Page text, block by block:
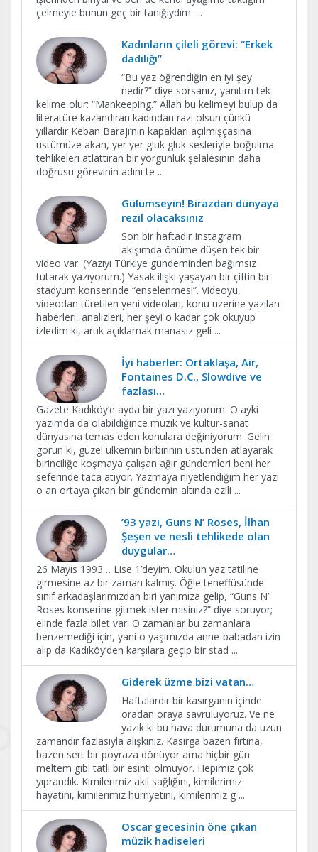
çelmeyle bunun geç bir tanığıydım. ...
Kadınların çileli görevi: “Erkek
dadılığı”
“Bu yaz öğrendiğin en iyi şey
nedir?” diye sorsanız, yanıtım tek
kelime olur: “Mankeeping.” Allah bu kelimeyi bulup da
literatüre kazandıran kadından razı olsun çünkü
yıllardır Keban Barajı’nın kapakları açılmışçasına
üstümüze akan, yer yer gluk gluk sesleriyle boğulma
tehlikeleri atlattıran bir yorgunluk şelalesinin daha
doğrusu görevinin adını te ...
Gülümseyin! Birazdan dünyaya
rezil olacaksınız
Son bir haftadır Instagram
akışımda önüme düşen tek bir
video var. (Yazıyı Türkiye gündeminden bağımsız
tutarak yazıyorum.) Yasak ilişki yaşayan bir çiftin bir
stadyum konserinde “enselenmesi”. Videoyu,
videodan türetilen yeni videoları, konu üzerine yazılan
haberleri, analizleri, her şeyi o kadar çok okuyup
izledim ki, artık açıklamak manasız geli ...
İyi haberler: Ortaklaşa, Air,
Fontaines D.C., Slowdive ve
fazlası…
Gazete Kadıköy’e ayda bir yazı yazıyorum. O ayki
yazımda da olabildiğince müzik ve kültür-sanat
dünyasına temas eden konulara değiniyorum. Gelin
görün ki, güzel ülkemin birbirinin üstünden atlayarak
birinciliğe koşmaya çalışan ağır gündemleri beni her
seferinde taca atıyor. Yazmaya niyetlendiğim her yazı
o an ortaya çıkan bir gündemin altında ezili ...
’93 yazı, Guns N’ Roses, İlhan
Şeşen ve nesli tehlikede olan
duygular…
26 Mayıs 1993… Lise 1’deyim. Okulun yaz tatiline
girmesine az bir zaman kalmış. Öğle teneffüsünde
sınıf arkadaşlarımızdan biri yanımıza gelip, “Guns N’
Roses konserine gitmek ister misiniz?” diye soruyor;
elinde fazla bilet var. O zamanlar bu zamanlara
benzemediği için, yani o yaşımızda anne-babadan izin
alıp da Kadıköy’den karşılara geçip bir stad ...
Giderek üzme bizi vatan…
Haftalardır bir kasırganın içinde
oradan oraya savruluyoruz. Ve ne
yazık ki bu hava durumuna da uzun
zamandır fazlasıyla alışkınız. Kasırga bazen fırtına,
bazen sert bir poyraza dönüyor ama hiçbir gün
meltem gibi tatlı bir esinti olmuyor. Hepimiz çok
yıprandık. Kimilerimiz akıl sağlığını, kimilerimiz
hayatını, kimilerimiz hürriyetini, kimilerimiz g ...
Oscar gecesinin öne çıkan
müzik hadiseleri